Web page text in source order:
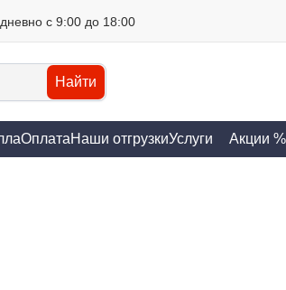
с 9:00 до 18:00
Найти
ОплатаНаши отгрузкиУслуги Акции %